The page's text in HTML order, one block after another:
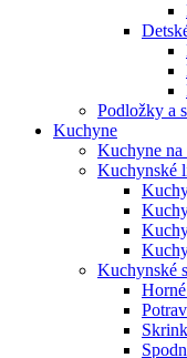
Podložky a
Kuchyne
Kuchyne na
Kuchynské
Kuchynské